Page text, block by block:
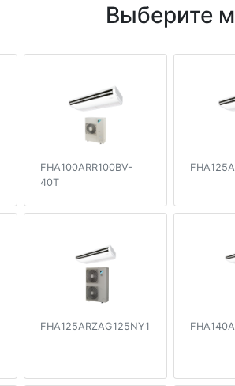
Выберите
FHA100ARR100BV-
40T
FHA125ARZAG125NY1